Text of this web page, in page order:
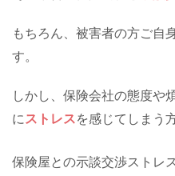
もちろん、被害者の方ご自
す。
しかし、保険会社の態度や
に ストレスを感じてしまう
保険屋との示談交渉ストレ